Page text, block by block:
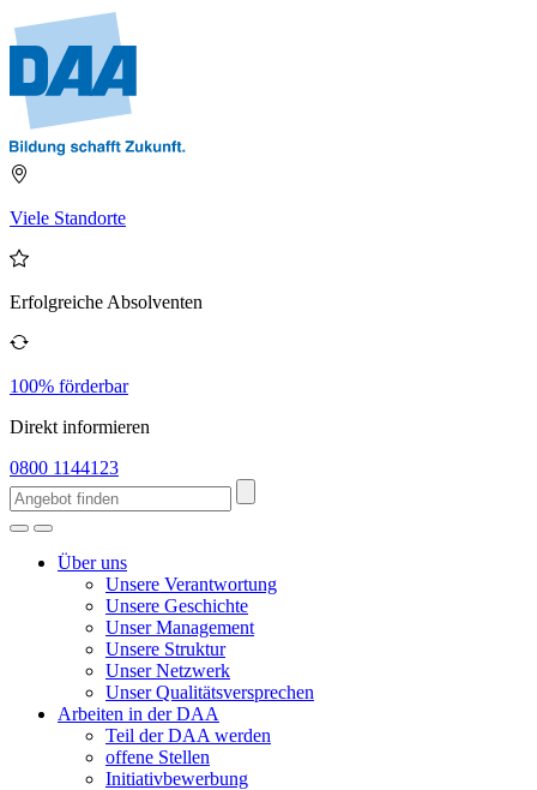
Viele Standorte
Erfolgreiche Absolventen
100% förderbar
Direkt informieren
0800 1144123
Über uns
Unsere Verantwortung
Unsere Geschichte
Unser Management
Unsere Struktur
Unser Netzwerk
Unser Qualitätsversprechen
Arbeiten in der DAA
Teil der DAA werden
offene Stellen
Initiativbewerbung